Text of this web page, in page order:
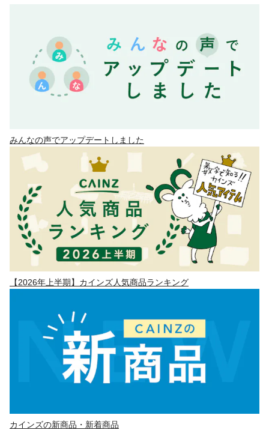
みんなの声でアップデートしました
【2026年上半期】カインズ人気商品ランキング
カインズの新商品・新着商品